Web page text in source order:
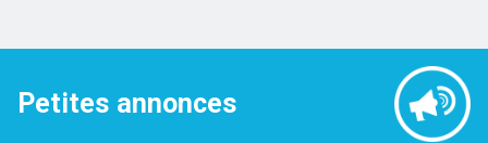
Petites annonces